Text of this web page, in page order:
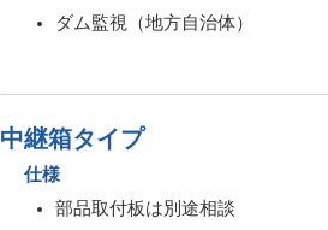
ダム監視（地方自治体）
中継箱タイプ
仕様
部品取付板は別途相談